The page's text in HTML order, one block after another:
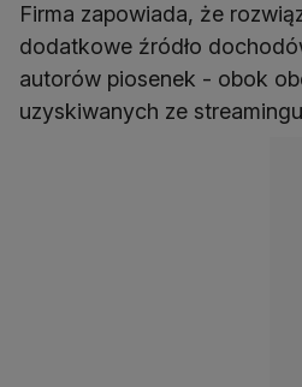
Firma zapowiada, że
dodatkowe źródło
autorów piosenek - obok
uzyskiwanych ze